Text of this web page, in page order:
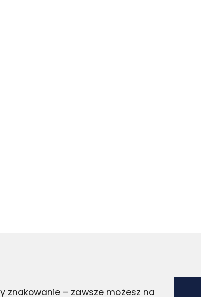
znakowanie – zawsze możesz na